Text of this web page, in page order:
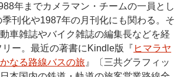
年までカメラマン・チームの一員とし
刊化や1987年の月刊化にも関わる。そ
車雑誌やバイク雑誌の編集長などを経
ー。最近の著書にKindle版『 ヒマラヤ
なる路線バスの旅 』〔三共グラフィッ